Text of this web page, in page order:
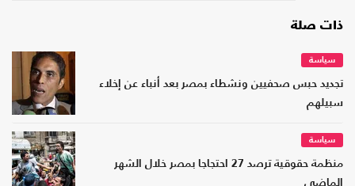
ذات صلة
سياسة
تجديد حبس صحفيين ونشطاء بمصر بعد أنباء عن إخلاء
سبيلهم
سياسة
منظمة حقوقية ترصد 27 احتجاجا بمصر خلال الشهر
الماضي